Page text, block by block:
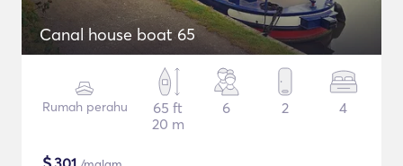
Canal house boat 65
Rumah perahu
65 ft
20 m
6 2 4